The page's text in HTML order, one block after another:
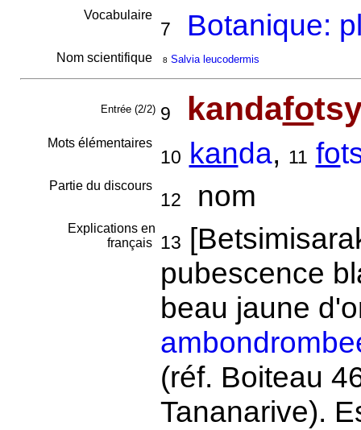
Vocabulaire
7 Botanique:
Nom scientifique 8 Salvia leucodermis
Entrée (2/2) 9 kandafo
Mots élémentaires
10 kanda, 11 fo
Partie du discours
12 nom
Explications en
français
13
pubescence
beau jaune
(réf. Boiteau
Tananarive).